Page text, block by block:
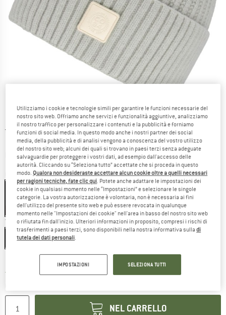
Prezzo originale :
27,95€
Prezzo:
11,18€ incl. IVA
più Spese di spedizioneInformazioni sui costi di spedizione. Si apre in
Colore:Light Grey
60% 60% 60%
Taglia:One Size
One Size
Guida alle taglie
Tempi di consegna: 3-5 giorni lavorativiIl link si apre in una casella
NEL CARRELLO
Utilizziamo i cookie e tecnologie simili per garantire le funzioni necessarie del
nostro sito web. Offriamo anche servizi e funzionalità aggiuntive, analizziamo
il nostro traffico per personalizzare i contenuti e la pubblicità e forniamo
funzioni di social media. In questo modo anche i nostri partner dei social
media, della pubblicità e di analisi vengono a conoscenza del vostro utilizzo
del nostro sito web; alcuni dei quali si trovano in paesi terzi senza adeguate
salvaguardie per proteggere i vostri dati, ad esempio dall'accesso delle
autorità. Cliccando su “Seleziona tutto” accettate che si proceda in questo
modo. Qualora non desideraste accettare alcun cookie oltre a quelli necessari
per ragioni tecniche, fate clic qui . Potete anche adattare le impostazioni dei
cookie in qualsiasi momento nelle “Impostazioni” e selezionare le singole
categorie. La vostra autorizzazione è volontaria, non è necessaria ai fini
dell'utilizzo del presente sito web e può essere revocata in qualunque
momento nelle "Impostazioni dei cookie" nell'area in basso del nostro sito web
o rifiutata fin dall'inizio. Ulteriori informazioni in proposito, compresi i rischi di
trasferimenti a paesi terzi, sono disponibili nella nostra informativa sulladi
tutela dei dati personali
IMPOSTAZIONI SELEZIONA TUTTI